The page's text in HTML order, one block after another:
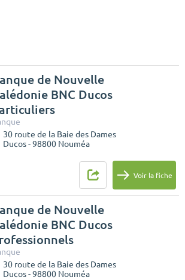
de Nouvelle
BNC Ducos
30 route de la Baie des Dames
Ducos - 98800 Nouméa
Voir la fiche
de Nouvelle
BNC Ducos
30 route de la Baie des Dames
Ducos - 98800 Nouméa